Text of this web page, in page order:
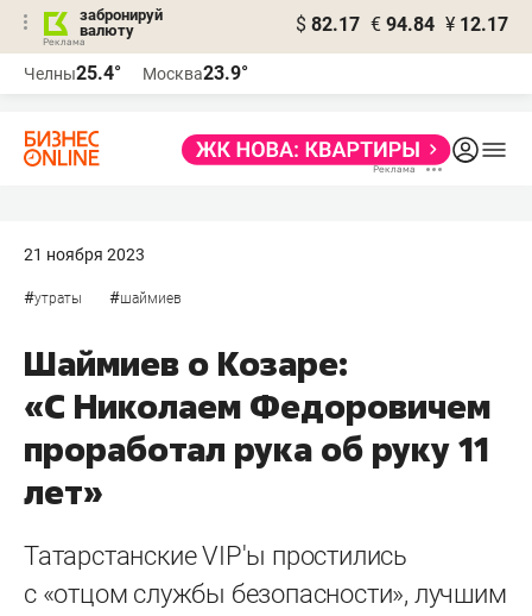
забронируй
валюту
$ 82.17 € 94.84 ¥ 12.17
Челны25.4° Москва23.9°
21 ноября 2023
#утраты #шаймиев
Шаймиев о Козаре:
«С Николаем Федоровичем
проработал рука об руку 11
лет»
Татарстанские VIP'ы простились
с «отцом службы безопасности», лучшим